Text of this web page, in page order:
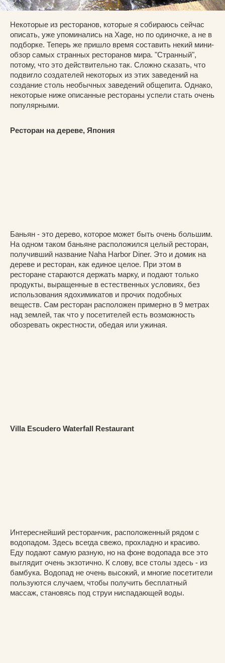
Некоторые из ресторанов, которые я собираюсь сейчас
описать, уже упоминались на Xage, но по одиночке, а не в
подборке. Теперь же пришло время составить некий мини-
обзор самых странных ресторанов мира. "Странный",
потому, что это действительно так. Сложно сказать, что
подвигло создателей некоторых из этих заведений на
создание столь необычных заведений общепита. Однако,
некоторые ниже описанные рестораны успели стать очень
популярными.
Ресторан на дереве, Япония
Баньян - это дерево, которое может быть очень большим.
На одном таком баньяне расположился целый ресторан,
получивший название Naha Harbor Diner. Это и домик на
дереве и ресторан, как единое целое. При этом в
ресторане стараются держать марку, и подают только
продукты, выращенные в естественных условиях, без
использования ядохимикатов и прочих подобных
веществ. Сам ресторан расположен примерно в 9 метрах
над землей, так что у посетителей есть возможность
обозревать окрестности, обедая или ужиная.
Villa Escudero Waterfall Restaurant
Интереснейший ресторанчик, расположенный рядом с
водопадом. Здесь всегда свежо, прохладно и красиво.
Еду подают самую разную, но на фоне водопада все это
выглядит очень экзотично. К слову, все столы здесь - из
бамбука. Водопад не очень высокий, и многие посетители
пользуются случаем, чтобы получить бесплатный
массаж, становясь под струи ниспадающей воды.